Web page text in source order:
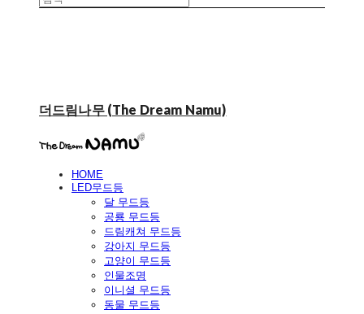
더드림나무 (The Dream Namu)
HOME
LED무드등
달 무드등
공룡 무드등
드림캐쳐 무드등
강아지 무드등
고양이 무드등
인물조명
이니셜 무드등
동물 무드등